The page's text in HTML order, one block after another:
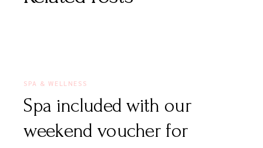
SPA & WELLNESS
Spa included with our
weekend voucher for